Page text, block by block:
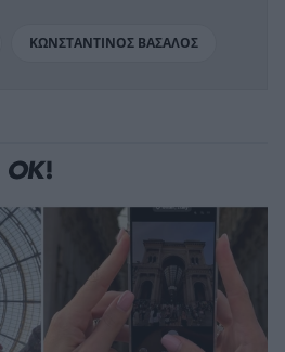
ΚΩΝΣΤΑΝΤΙΝΟΣ ΒΑΣΑΛΟΣ